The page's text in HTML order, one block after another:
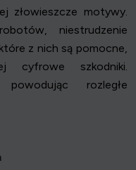
złowieszcze motywy.
niestrudzenie
z nich są pomocne,
cyfrowe szkodniki.
rozległe